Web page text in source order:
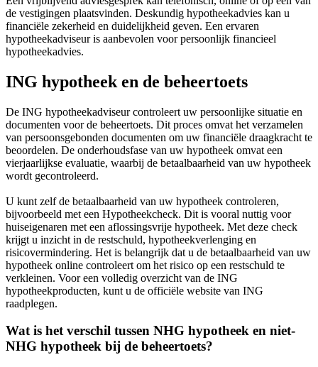
de vestigingen plaatsvinden. Deskundig hypotheekadvies kan u
financiële zekerheid en duidelijkheid geven. Een ervaren
hypotheekadviseur is aanbevolen voor persoonlijk financieel
hypotheekadvies.
ING hypotheek en de beheertoets
De ING hypotheekadviseur controleert uw persoonlijke situatie en
documenten voor de beheertoets. Dit proces omvat het verzamelen
van persoonsgebonden documenten om uw financiële draagkracht te
beoordelen. De onderhoudsfase van uw hypotheek omvat een
vierjaarlijkse evaluatie, waarbij de betaalbaarheid van uw hypotheek
wordt gecontroleerd.
U kunt zelf de betaalbaarheid van uw hypotheek controleren,
bijvoorbeeld met een Hypotheekcheck. Dit is vooral nuttig voor
huiseigenaren met een aflossingsvrije hypotheek. Met deze check
krijgt u inzicht in de restschuld, hypotheekverlenging en
risicovermindering. Het is belangrijk dat u de betaalbaarheid van uw
hypotheek online controleert om het risico op een restschuld te
verkleinen. Voor een volledig overzicht van de ING
hypotheekproducten, kunt u de officiële website van ING
raadplegen.
Wat is het verschil tussen NHG hypotheek en niet-
NHG hypotheek bij de beheertoets?